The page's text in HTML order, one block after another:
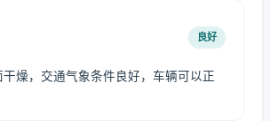
良好
燥，交通气象条件良好，车辆可以正